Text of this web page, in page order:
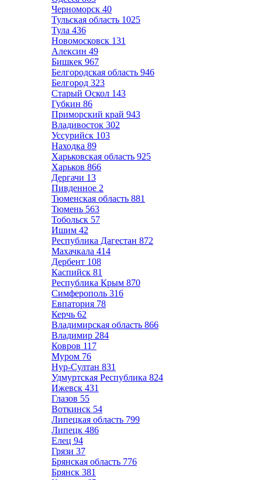
Черноморск 40
Тульская область 1025
Тула 436
Новомосковск 131
Алексин 49
Бишкек 967
Белгородская область 946
Белгород 323
Старый Оскол 143
Губкин 86
Приморский край 943
Владивосток 302
Уссурийск 103
Находка 89
Харьковская область 925
Харьков 866
Дергачи 13
Пивденное 2
Тюменская область 881
Тюмень 563
Тобольск 57
Ишим 42
Республика Дагестан 872
Махачкала 414
Дербент 108
Каспийск 81
Республика Крым 870
Симферополь 316
Евпатория 78
Керчь 62
Владимирская область 866
Владимир 284
Ковров 117
Муром 76
Нур-Султан 831
Удмуртская Республика 824
Ижевск 431
Глазов 55
Воткинск 54
Липецкая область 799
Липецк 486
Елец 94
Грязи 37
Брянская область 776
Брянск 381